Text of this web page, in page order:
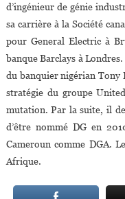
d’ingénieur de génie
sa carrière à la Société
pour General Electric à
banque Barclays à
du banquier nigérian Tony
stratégie du groupe
mutation. Par la suite, il
d’être nommé DG en
Cameroun comme DGA.
Afrique.